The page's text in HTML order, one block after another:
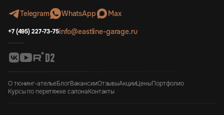
Telegram WhatsApp Max
+7 (495) 227-73-75info@eastline-garage.ru
О тюнинг-ательеБлогВакансииОтзывыАкцииЦеныПортфолио
Курсы по перетяжке салонаКонтакты